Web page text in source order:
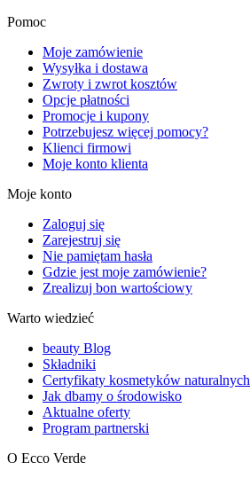
Pomoc
Moje zamówienie
Wysyłka i dostawa
Zwroty i zwrot kosztów
Opcje płatności
Promocje i kupony
Potrzebujesz więcej pomocy?
Klienci firmowi
Moje konto klienta
Moje konto
Zaloguj się
Zarejestruj się
Nie pamiętam hasła
Gdzie jest moje zamówienie?
Zrealizuj bon wartościowy
Warto wiedzieć
beauty Blog
Składniki
Certyfikaty kosmetyków naturalnych
Jak dbamy o środowisko
Aktualne oferty
Program partnerski
O Ecco Verde